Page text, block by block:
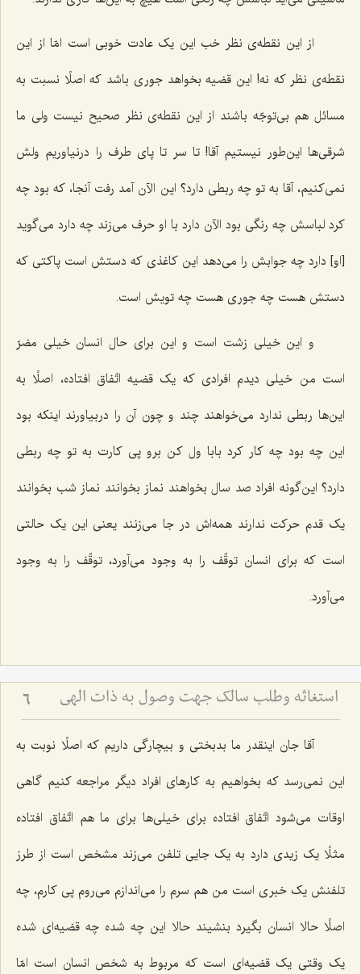
از این نقطه‌ی نظر خب این یک عادت خوبی است امّا از این
نقطه‌ی نظر که نه! این قضیه بخواهد جوری باشد که اصلًا نسبت به
مسائل هم بی‌توجّه باشند از این نقطه‌ی نظر صحیح نیست ولی ما
شرقی‌ها این‌طور نیستیم آقا! تا سر تا پای طرف را درنیاوریم ولش
نمی‌کنیم، آقا به تو چه ربطی دارد؟ این الآن آمد رفت آنجا، که بود چه
کرد لباسش چه رنگی بود الآن دارد با او حرف می‌زند چه دارد می‌گوید
[او] دارد چه جوابش را می‌دهد این کاغذی که دستش است پاکتی که
دستش هست چه جوری هست چه تویش است.
و این خیلی زشت است و این برای حال انسان خیلی مضرّ
است من خیلی دیدم افرادی که یک قضیه اتّفاق افتاده، اصلًا به
این‌ها ربطی ندارد می‌خواهند چند و چون آن را دربیاورند اینکه بود
این چه بود چه کار کرد بابا ول کن برو پی کارت به تو چه ربطی
دارد؟ این‌گونه افراد صد سال بخواهند نماز بخوانند نماز شب بخوانند
یک قدم حرکت ندارند همه‌اش در جا می‌زنند یعنی این یک حالتی
است که برای انسان توقّف را به وجود می‌آورد، توقّف را به وجود
می‌آورد.
استغاثه وطلب سالک جهت وصول به ذات الهی 6
آقا جان اینقدر ما بدبختی و بیچارگی داریم که اصلًا نوبت به
این نمی‌رسد که بخواهیم به کارهای افراد دیگر مراجعه کنیم گاهی
اوقات می‌شود اتّفاق افتاده برای خیلی‌ها برای ما هم اتّفاق افتاده
مثلًا یک زیدی دارد به یک جایی تلفن می‌زند مشخص است از طرز
تلفنش یک خبری است من هم سرم را می‌اندازم می‌روم پی کارم، چه
اصلًا حالا انسان بگیرد بنشیند حالا این چه شده چه قضیه‌ای شده
یک وقتی یک قضیه‌ای است که مربوط به شخص انسان است امّا